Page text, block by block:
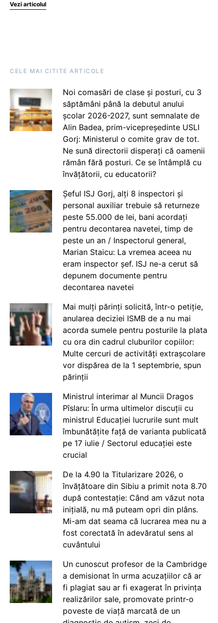
Vezi articolul
CELE MAI CITITE ARTICOLE
Noi comasări de clase și posturi, cu 3
săptămâni până la debutul anului
școlar 2026-2027, sunt semnalate de
Alin Badea, prim-vicepreședinte USLI
Gorj: Ministerul o comite grav de tot.
Ne sună directorii disperați că oamenii
rămân fără posturi. Ce se întâmplă cu
învățătorii, cu educatorii?
Șeful ISJ Gorj, alți 8 inspectori și
personal auxiliar trebuie să returneze
peste 55.000 de lei, bani acordați
pentru decontarea navetei, timp de
peste un an / Inspectorul general,
Marian Staicu: La vremea aceea nu
eram inspector șef. ISJ ne-a cerut să
depunem documente pentru
decontarea navetei
Mai mulți părinți solicită, într-o petiție,
anularea deciziei ISMB de a nu mai
acorda sumele pentru posturile la plata
cu ora din cadrul cluburilor copiilor:
Multe cercuri de activități extrașcolare
vor dispărea de la 1 septembrie, spun
părinții
Ministrul interimar al Muncii Dragos
Pîslaru: În urma ultimelor discuții cu
ministrul Educației lucrurile sunt mult
îmbunătățite față de varianta publicată
pe 17 iulie / Sectorul educației este
crucial
De la 4.90 la Titularizare 2026, o
învățătoare din Sibiu a primit nota 8.70
după contestație: Când am văzut nota
inițială, nu mă puteam opri din plâns.
Mi-am dat seama că lucrarea mea nu a
fost corectată în adevăratul sens al
cuvântului
Un cunoscut profesor de la Cambridge
a demisionat în urma acuzațiilor că ar
fi plagiat sau ar fi exagerat în privința
realizărilor sale, promovate printr-o
poveste de viață marcată de un